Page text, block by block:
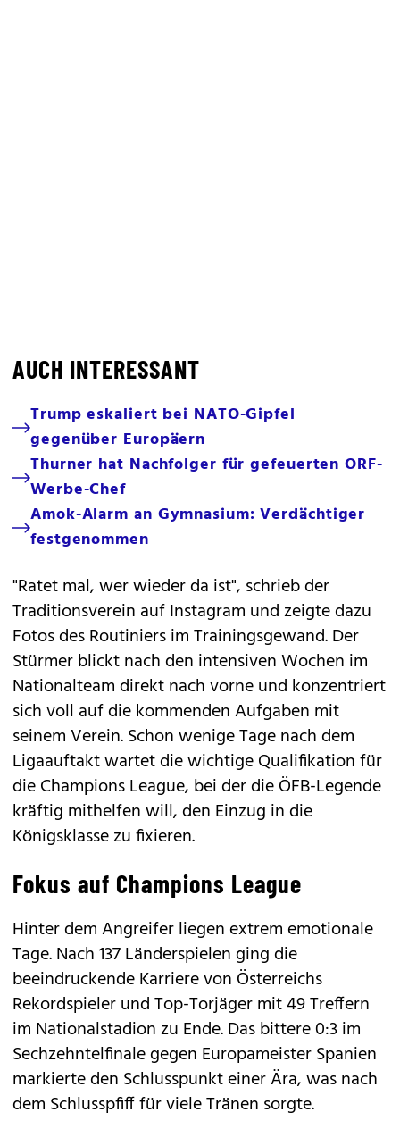
AUCH INTERESSANT
Trump eskaliert bei NATO-Gipfel
gegenüber Europäern
Thurner hat Nachfolger für gefeuerten ORF-
Werbe-Chef
Amok-Alarm an Gymnasium: Verdächtiger
festgenommen
"Ratet mal, wer wieder da ist", schrieb der
Traditionsverein auf Instagram und zeigte dazu
Fotos des Routiniers im Trainingsgewand. Der
Stürmer blickt nach den intensiven Wochen im
Nationalteam direkt nach vorne und konzentriert
sich voll auf die kommenden Aufgaben mit
seinem Verein. Schon wenige Tage nach dem
Ligaauftakt wartet die wichtige Qualifikation für
die Champions League, bei der die ÖFB-Legende
kräftig mithelfen will, den Einzug in die
Königsklasse zu fixieren.
Fokus auf Champions League
Hinter dem Angreifer liegen extrem emotionale
Tage. Nach 137 Länderspielen ging die
beeindruckende Karriere von Österreichs
Rekordspieler und Top-Torjäger mit 49 Treffern
im Nationalstadion zu Ende. Das bittere 0:3 im
Sechzehntelfinale gegen Europameister Spanien
markierte den Schlusspunkt einer Ära, was nach
dem Schlusspfiff für viele Tränen sorgte.